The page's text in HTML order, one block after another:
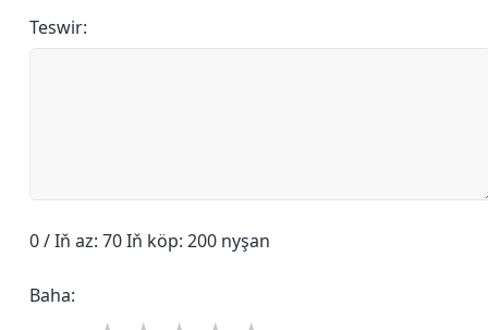
Teswir:
0 / Iň az: 70 Iň köp: 200 nyşan
Baha: